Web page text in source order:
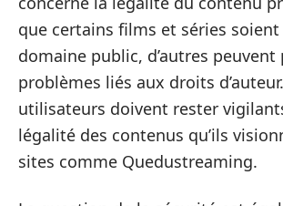
que certains films et séries
domaine public, d’autres peuvent
problèmes liés aux droits
utilisateurs doivent rester
légalité des contenus qu’ils
sites comme Quedustreaming.